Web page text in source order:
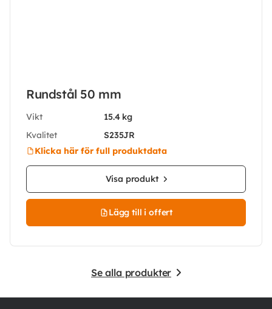
Rundstål 50 mm
Vikt
15.4 kg
Kvalitet
S235JR
Klicka här för full produktdata
Visa produkt
Lägg till i offert
Se alla produkter